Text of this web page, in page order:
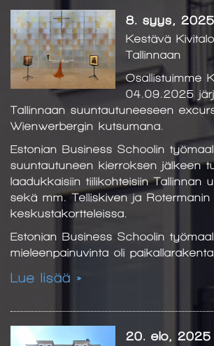
8. syys, 2025
Kestävä
Tallinnaan
Osallistuimme
04.09.2025
Tallinnaan suuntautuneeseen
Wienwerbergin kutsumana.
Estonian Business Schoolin
suuntautuneen kierroksen jälkeen
laadukkaisiin tiilikohteisiin Tallinnan
sekä mm. Telliskiven ja Rotermanin
keskustakortteleissa.
Estonian Business Schoolin
mieleenpainuvinta oli
Lue lisää »
20. elo, 2025